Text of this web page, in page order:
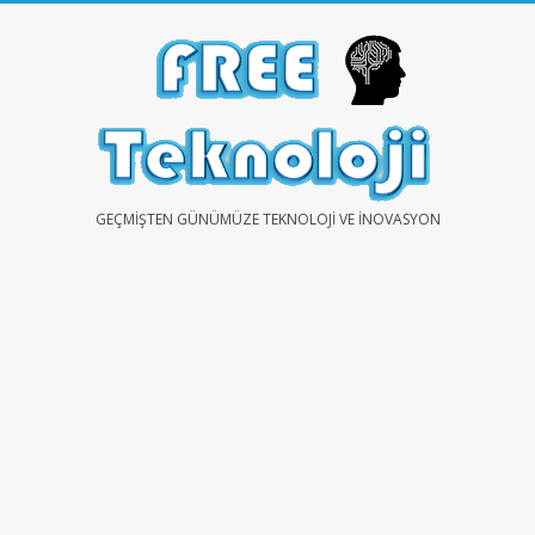
FREEGEÇMIŞTEN GÜNÜMÜZE TEKNOLOJI VE İNOVASYON